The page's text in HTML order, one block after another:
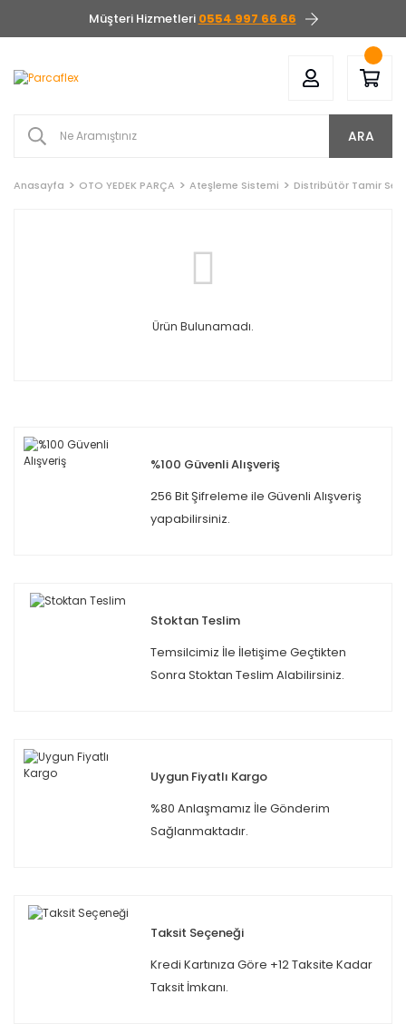
Müşteri Hizmetleri 0554 997 66 66
ARA
Anasayfa OTO YEDEK PARÇA Ateşleme Sistemi Distribütör Tamir Seti
Ürün Bulunamadı.
%100 Güvenli Alışveriş
256 Bit Şifreleme ile Güvenli Alışveriş
yapabilirsiniz.
Stoktan Teslim
Temsilcimiz İle İletişime Geçtikten
Sonra Stoktan Teslim Alabilirsiniz.
Uygun Fiyatlı Kargo
%80 Anlaşmamız İle Gönderim
Sağlanmaktadır.
Taksit Seçeneği
Kredi Kartınıza Göre +12 Taksite Kadar
Taksit İmkanı.